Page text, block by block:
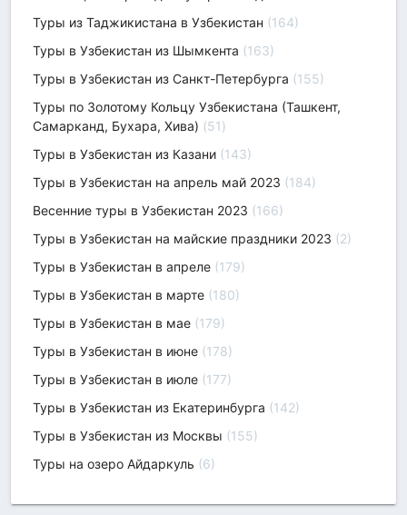
Туры из Таджикистана в Узбекистан (164)
Туры в Узбекистан из Шымкента (163)
Туры в Узбекистан из Санкт-Петербурга (155)
Туры по Золотому Кольцу Узбекистана (Ташкент,
Самарканд, Бухара, Хива) (51)
Туры в Узбекистан из Казани (143)
Туры в Узбекистан на апрель май 2023 (184)
Весенние туры в Узбекистан 2023 (166)
Туры в Узбекистан на майские праздники 2023 (2)
Туры в Узбекистан в апреле (179)
Туры в Узбекистан в марте (180)
Туры в Узбекистан в мае (179)
Туры в Узбекистан в июне (178)
Туры в Узбекистан в июле (177)
Туры в Узбекистан из Екатеринбурга (142)
Туры в Узбекистан из Москвы (155)
Туры на озеро Айдаркуль (6)